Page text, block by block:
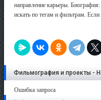
направление карьеры.
искать по тегам и фильтрам.
Фильмография и проекты -
Ошибка запроса